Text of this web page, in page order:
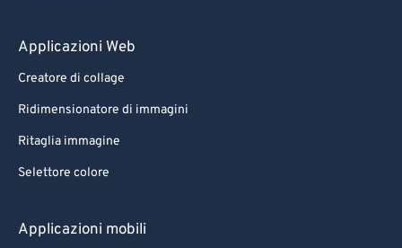
Applicazioni Web
Creatore di collage
Ridimensionatore di immagini
Ritaglia immagine
Selettore colore
Applicazioni mobili